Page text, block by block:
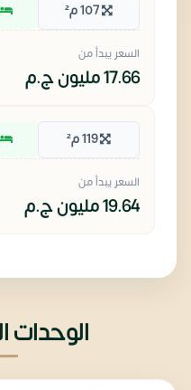
107 م²
السعر يبدأ من
17.66 مليون ج.م
119 م²
السعر يبدأ من
19.64 مليون ج.م
الوحدات